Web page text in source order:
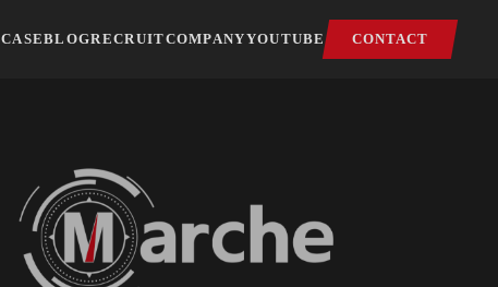
CASEBLOGRECRUITCOMPANYYOUTUBE CONTACT